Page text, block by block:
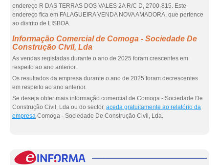
endereço R DAS TERRAS DOS VALES 2A R/C D, 2700-815. Este
endereço fica em FALAGUEIRA VENDA NOVA AMADORA, que pertence
ao distrito de LISBOA.
Informação Comercial de Comoga - Sociedade De
Construção Civil, Lda
As vendas registadas durante o ano de 2025 foram crescentes em
respeito ao ano anterior.
Os resultados da empresa durante o ano de 2025 foram decrescentes
em respeito ao ano anterior.
Se deseja obter mais informação comercial de Comoga - Sociedade De
Construção Civil, Lda ou do sector, aceda gratuitamente ao relatório da
empresa Comoga - Sociedade De Construção Civil, Lda.